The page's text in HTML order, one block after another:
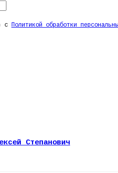
с Политикой обработки
Степанович